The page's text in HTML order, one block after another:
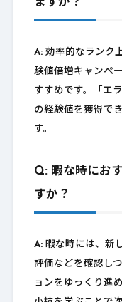
ますか？
A:効率的なランク
験値倍増キャンペ
すすめです。「エ
の経験値を獲得で
す。
Q: 暇な時にお
すか？
A:暇な時には、新
評価などを確認し
ョンをゆっくり進